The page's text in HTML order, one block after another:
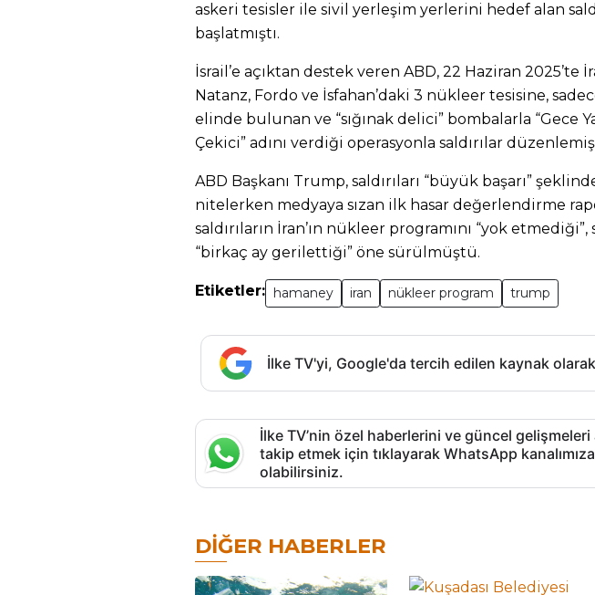
askeri tesisler ile sivil yerleşim yerlerini hedef alan
başlatmıştı.
İsrail’e açıktan destek veren ABD, 22 Haziran 2025’te
Natanz, Fordo ve İsfahan’daki 3 nükleer tesisine,
elinde bulunan ve “sığınak delici” bombalarla “Gece
Çekici” adını verdiği operasyonla saldırılar
ABD Başkanı Trump, saldırıları “büyük başarı”
nitelerken medyaya sızan ilk hasar değerlendirme
saldırıların İran’ın nükleer programını “yok etmediği”,
“birkaç ay gerilettiği” öne sürülmüştü.
Etiketler: hamaney iran nükleer program trump
İlke TV'yi, Google'da tercih edilen kaynak
İlke TV’nin özel haberlerini ve güncel gelişmeleri
takip etmek için tıklayarak WhatsApp
olabilirsiniz.
DIĞER HABERLER